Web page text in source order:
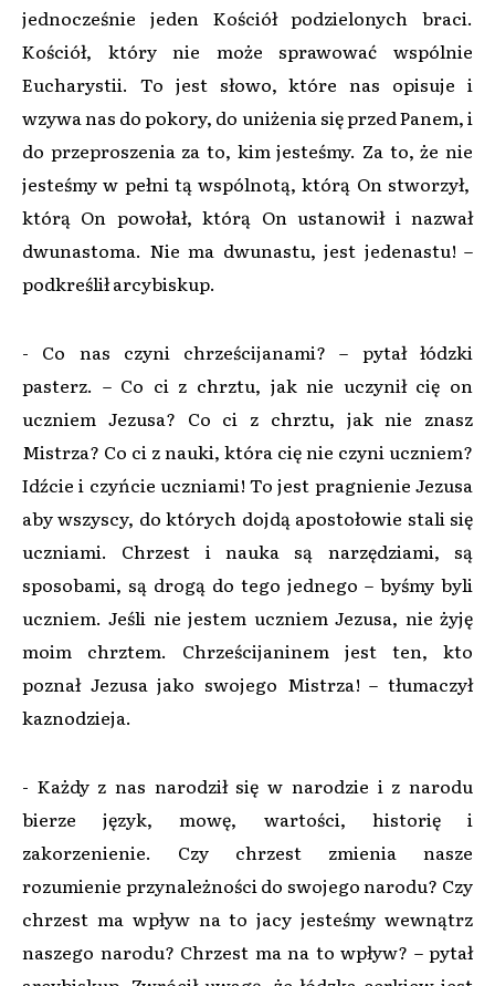
jednocześnie jeden Kościół podzielonych braci.
Kościół, który nie może sprawować wspólnie
Eucharystii. To jest słowo, które nas opisuje i
wzywa nas do pokory, do uniżenia się przed Panem, i
do przeproszenia za to, kim jesteśmy. Za to, że nie
jesteśmy w pełni tą wspólnotą, którą On stworzył,
którą On powołał, którą On ustanowił i nazwał
dwunastoma. Nie ma dwunastu, jest jedenastu! –
podkreślił arcybiskup.
- Co nas czyni chrześcijanami? – pytał łódzki
pasterz. – Co ci z chrztu, jak nie uczynił cię on
uczniem Jezusa? Co ci z chrztu, jak nie znasz
Mistrza? Co ci z nauki, która cię nie czyni uczniem?
Idźcie i czyńcie uczniami! To jest pragnienie Jezusa
aby wszyscy, do których dojdą apostołowie stali się
uczniami. Chrzest i nauka są narzędziami, są
sposobami, są drogą do tego jednego – byśmy byli
uczniem. Jeśli nie jestem uczniem Jezusa, nie żyję
moim chrztem. Chrześcijaninem jest ten, kto
poznał Jezusa jako swojego Mistrza! – tłumaczył
kaznodzieja.
- Każdy z nas narodził się w narodzie i z narodu
bierze język, mowę, wartości, historię i
zakorzenienie. Czy chrzest zmienia nasze
rozumienie przynależności do swojego narodu? Czy
chrzest ma wpływ na to jacy jesteśmy wewnątrz
naszego narodu? Chrzest ma na to wpływ? – pytał